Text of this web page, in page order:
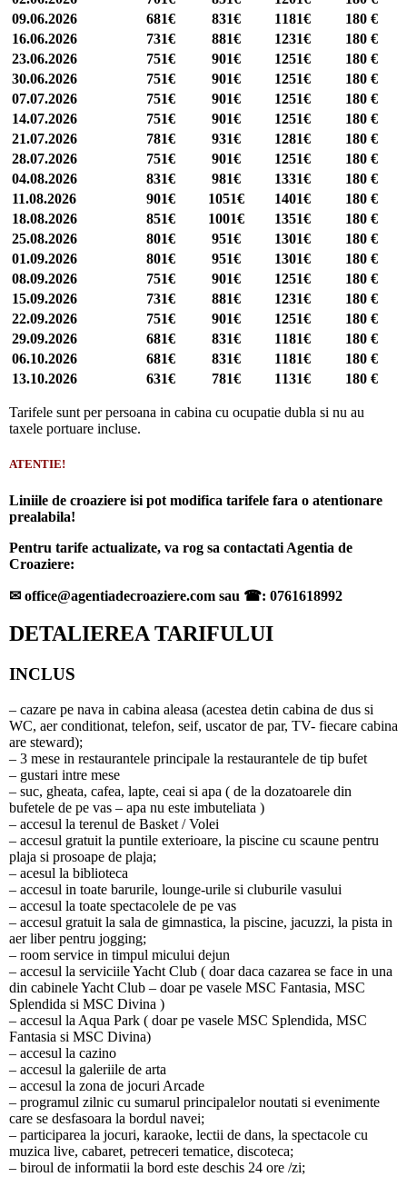
09.06.2026
681€ 831€ 1181€
180 €
16.06.2026
731€ 881€ 1231€
180 €
23.06.2026
751€ 901€ 1251€
180 €
30.06.2026
751€ 901€ 1251€
180 €
07.07.2026
751€ 901€ 1251€
180 €
14.07.2026
751€ 901€ 1251€
180 €
21.07.2026
781€ 931€ 1281€
180 €
28.07.2026
751€ 901€ 1251€
180 €
04.08.2026
831€ 981€ 1331€
180 €
11.08.2026
901€ 1051€ 1401€
180 €
18.08.2026
851€ 1001€ 1351€
180 €
25.08.2026
801€ 951€ 1301€
180 €
01.09.2026
801€ 951€ 1301€
180 €
08.09.2026
751€ 901€ 1251€
180 €
15.09.2026
731€ 881€ 1231€
180 €
22.09.2026
751€ 901€ 1251€
180 €
29.09.2026
681€ 831€ 1181€
180 €
06.10.2026
681€ 831€ 1181€
180 €
13.10.2026
631€ 781€ 1131€ 180 €
Tarifele sunt per persoana in cabina cu ocupatie dubla si nu au
taxele portuare incluse.
ATENTIE!
Liniile de croaziere isi pot modifica tarifele fara o atentionare
prealabila!
Pentru tarife actualizate, va rog sa contactati Agentia de
Croaziere:
✉ office@agentiadecroaziere.com sau ☎: 0761618992
DETALIEREA TARIFULUI
INCLUS
– cazare pe nava in cabina aleasa (acestea detin cabina de dus si
WC, aer conditionat, telefon, seif, uscator de par, TV- fiecare cabina
are steward);
– 3 mese in restaurantele principale la restaurantele de tip bufet
– gustari intre mese
– suc, gheata, cafea, lapte, ceai si apa ( de la dozatoarele din
bufetele de pe vas – apa nu este imbuteliata )
– accesul la terenul de Basket / Volei
– accesul gratuit la puntile exterioare, la piscine cu scaune pentru
plaja si prosoape de plaja;
– acesul la biblioteca
– accesul in toate barurile, lounge-urile si cluburile vasului
– accesul la toate spectacolele de pe vas
– accesul gratuit la sala de gimnastica, la piscine, jacuzzi, la pista in
aer liber pentru jogging;
– room service in timpul micului dejun
– accesul la serviciile Yacht Club ( doar daca cazarea se face in una
din cabinele Yacht Club – doar pe vasele MSC Fantasia, MSC
Splendida si MSC Divina )
– accesul la Aqua Park ( doar pe vasele MSC Splendida, MSC
Fantasia si MSC Divina)
– accesul la cazino
– accesul la galeriile de arta
– accesul la zona de jocuri Arcade
– programul zilnic cu sumarul principalelor noutati si evenimente
care se desfasoara la bordul navei;
– participarea la jocuri, karaoke, lectii de dans, la spectacole cu
muzica live, cabaret, petreceri tematice, discoteca;
– biroul de informatii la bord este deschis 24 ore /zi;